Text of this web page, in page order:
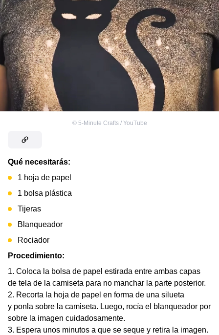
© 5-Minute Crafts / YouTube
Qué necesitarás:
1 hoja de papel
1 bolsa plástica
Tijeras
Blanqueador
Rociador
Procedimiento:
Coloca la bolsa de papel estirada entre ambas capas
de tela de la camiseta para no manchar la parte posterior.
Recorta la hoja de papel en forma de una silueta
y ponla sobre la camiseta. Luego, rocía el blanqueador por
sobre la imagen cuidadosamente.
Espera unos minutos a que se seque y retira la imagen.